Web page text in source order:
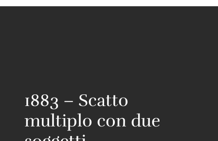
1883 – Scatto
multiplo con due